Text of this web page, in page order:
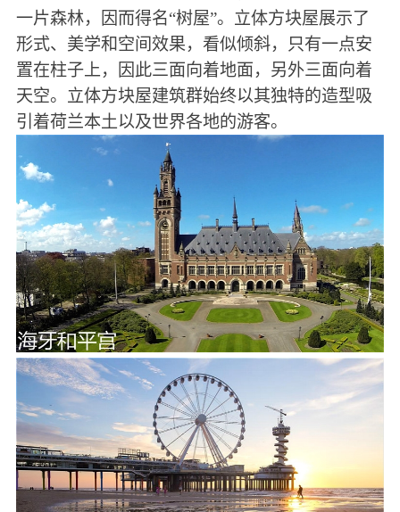
一片森林，因而得名“树屋”。立体方块屋展示了
形式、美学和空间效果，看似倾斜，只有一点安
置在柱子上，因此三面向着地面，另外三面向着
天空。立体方块屋建筑群始终以其独特的造型吸
引着荷兰本土以及世界各地的游客。